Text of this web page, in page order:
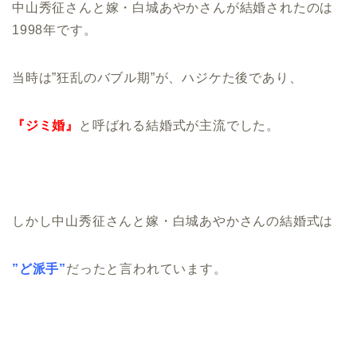
中山秀征さんと嫁・白城あやかさんが結婚されたのは
1998年です。
当時は”狂乱のバブル期”が、ハジケた後であり、
『ジミ婚』 と呼ばれる結婚式が主流でした。
しかし中山秀征さんと嫁・白城あやかさんの結婚式は
”ど派手”だったと言われています。